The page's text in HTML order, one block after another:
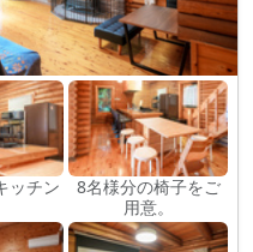
ッチン
8名様分の椅子をご
用意。